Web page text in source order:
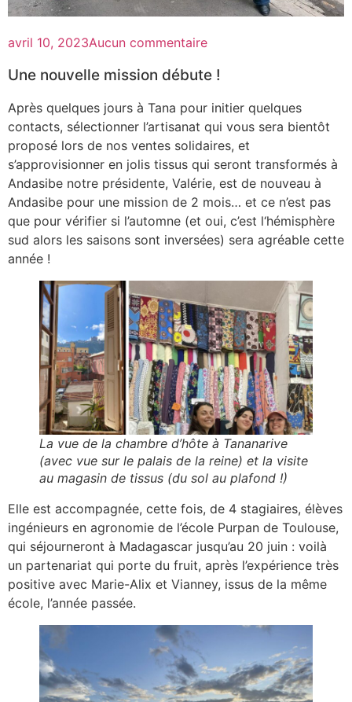
avril 10, 2023Aucun commentaire
Une nouvelle mission débute !
Après quelques jours à Tana pour initier quelques
contacts, sélectionner l’artisanat qui vous sera bientôt
proposé lors de nos ventes solidaires, et
s’approvisionner en jolis tissus qui seront transformés à
Andasibe notre présidente, Valérie, est de nouveau à
Andasibe pour une mission de 2 mois… et ce n’est pas
que pour vérifier si l’automne (et oui, c’est l‘hémisphère
sud alors les saisons sont inversées) sera agréable cette
année !
La vue de la chambre d’hôte à Tananarive
(avec vue sur le palais de la reine) et la visite
au magasin de tissus (du sol au plafond !)
Elle est accompagnée, cette fois, de 4 stagiaires, élèves
ingénieurs en agronomie de l’école Purpan de Toulouse,
qui séjourneront à Madagascar jusqu’au 20 juin : voilà
un partenariat qui porte du fruit, après l’expérience très
positive avec Marie-Alix et Vianney, issus de la même
école, l’année passée.